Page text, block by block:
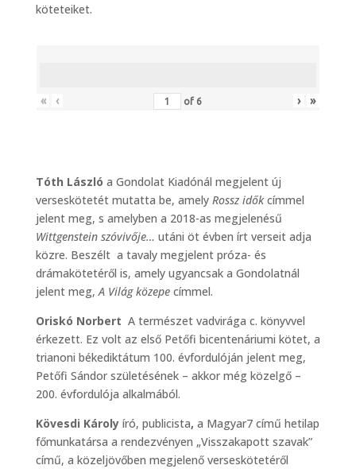
köteteiket.
« ‹ of 6 › »
Tóth László a Gondolat Kiadónál megjelent új
verseskötetét mutatta be, amely Rossz időkcímmel
jelent meg, s amelyben a 2018-as megjelenésű
Wittgenstein szóvivője… utáni öt évben írt verseit adja
közre. Beszélt a tavaly megjelent próza- és
drámakötetéről is, amely ugyancsak a Gondolatnál
jelent meg,A Világ közepecímmel.
Oriskó Norbert A természet vadvirága c. könyvvel
érkezett. Ez volt az első Petőfi bicentenáriumi kötet, a
trianoni békediktátum 100. évfordulóján jelent meg,
Petőfi Sándor születésének – akkor még közelgő –
200. évfordulója alkalmából.
Kövesdi Károlyíró, publicista, a Magyar7 című hetilap
főmunkatársa a rendezvényen „Visszakapott szavak”
című, a közeljövőben megjelenő verseskötetéről